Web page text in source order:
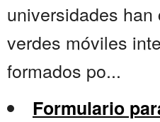
universidades
verdes móviles
formados po...
Formulario